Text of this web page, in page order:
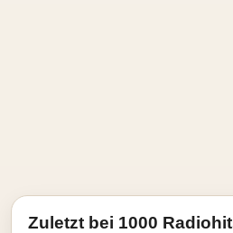
Zuletzt bei 1000